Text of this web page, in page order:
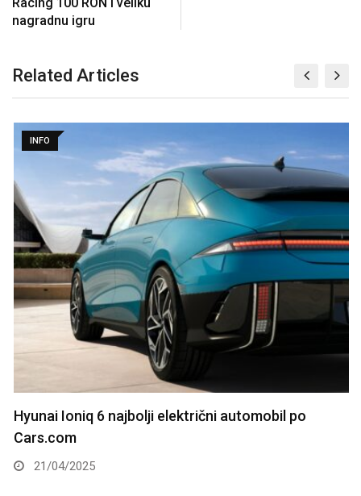
Racing 100 RON i veliku
nagradnu igru
Related Articles
INFO
Hyunai Ioniq 6 najbolji električni automobil po
Cars.com
21/04/2025